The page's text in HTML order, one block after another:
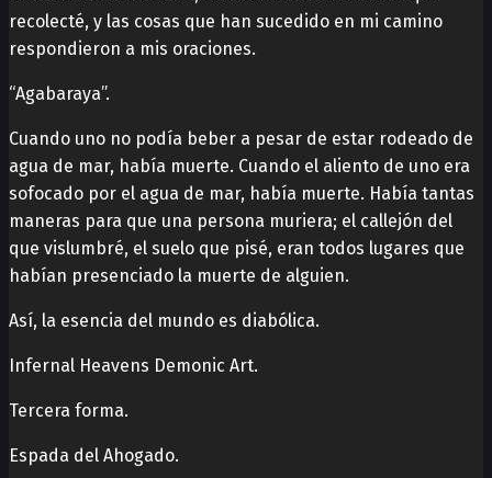
recolecté, y las cosas que han sucedido en mi camino
respondieron a mis oraciones.
“Agabaraya”.
Cuando uno no podía beber a pesar de estar rodeado de
agua de mar, había muerte. Cuando el aliento de uno era
sofocado por el agua de mar, había muerte. Había tantas
maneras para que una persona muriera; el callejón del
que vislumbré, el suelo que pisé, eran todos lugares que
habían presenciado la muerte de alguien.
Así, la esencia del mundo es diabólica.
Infernal Heavens Demonic Art.
Tercera forma.
Espada del Ahogado.